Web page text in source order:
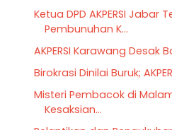
Ketua DPD AKPERSI Jabar
Pembunuhan K...
AKPERSI Karawang Desak
Birokrasi Dinilai Buruk;
​Misteri Pembacok di
Kesaksian...